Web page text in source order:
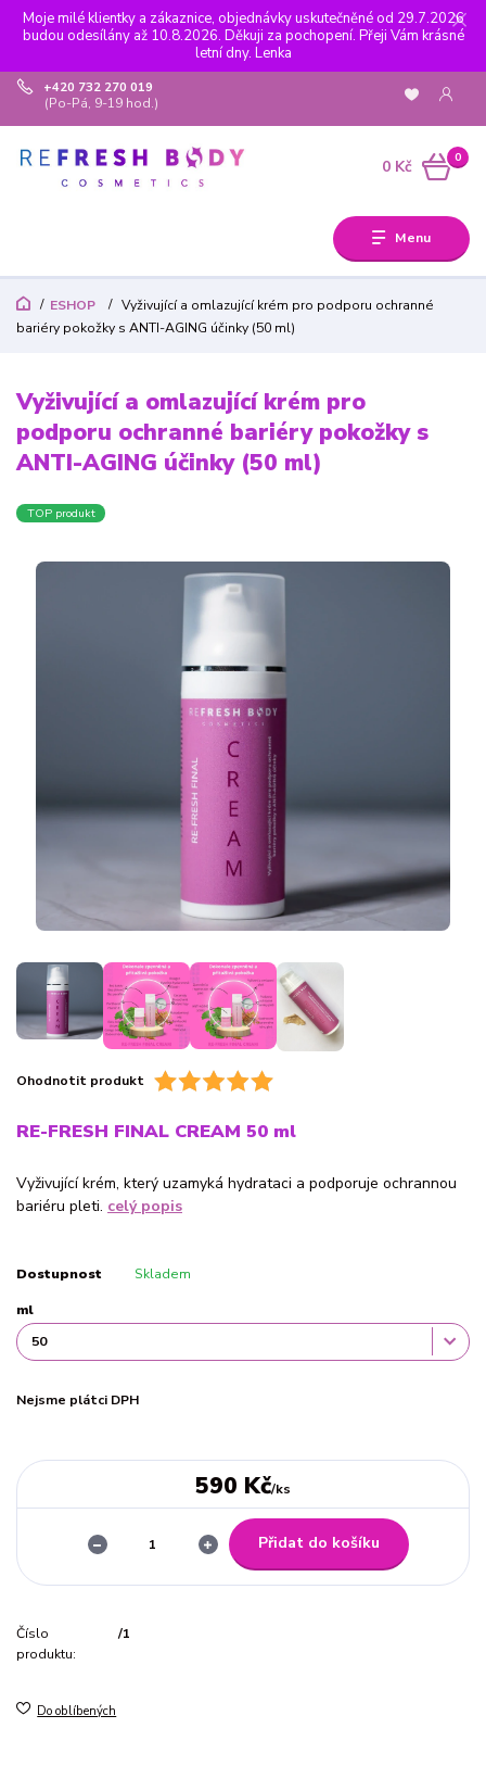
Moje milé klientky a zákaznice, objednávky uskutečněné od 29.7.2026
budou odesílány až 10.8.2026. Děkuji za pochopení. Přeji Vám krásné
letní dny. Lenka
Menu
+420 732 270 019
(Po-Pá, 9-19 hod.)
0
0 Kč
ESHOP
Vyživující a omlazující krém pro podporu ochranné
bariéry pokožky s ANTI-AGING účinky (50 ml)
Vyživující a omlazující krém pro
podporu ochranné bariéry pokožky s
ANTI-AGING účinky (50 ml)
TOP produkt
Ohodnotit produkt
RE-FRESH FINAL CREAM 50 ml
Vyživující krém, který uzamyká hydrataci a podporuje ochrannou
bariéru pleti. celý popis
Dostupnost Skladem
ml
Nejsme plátci DPH
590 Kč/ks
Přidat do košíku
Číslo
produktu:
/1
Do oblíbených